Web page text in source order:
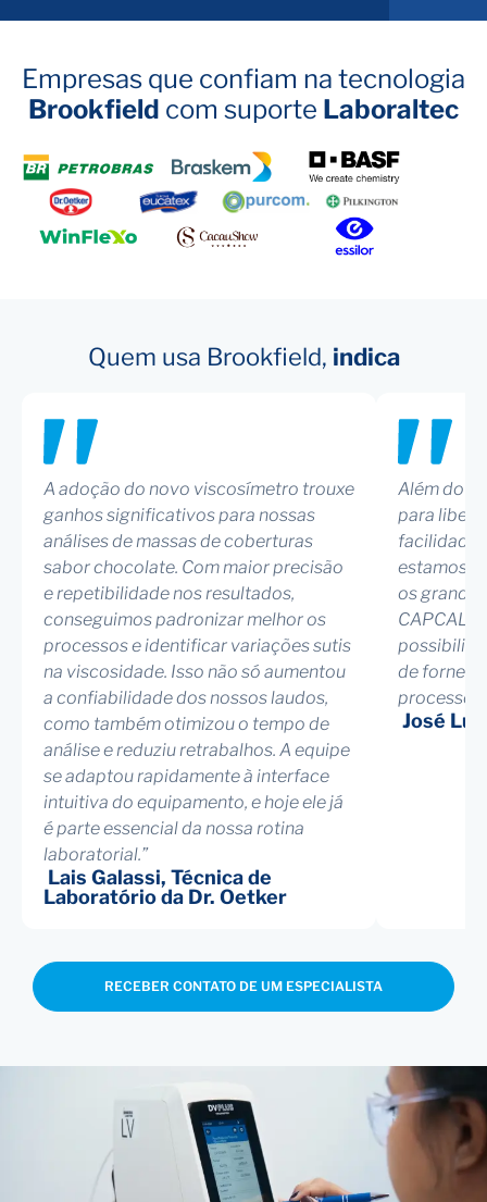
Empresas que confiam na tecnologia
Brookfield com suporte Laboraltec
Quem usa Brookfield, indica
A adoção do novo viscosímetro trouxe
ganhos significativos para nossas
análises de massas de coberturas
sabor chocolate. Com maior precisão
e repetibilidade nos resultados,
conseguimos padronizar melhor os
processos e identificar variações sutis
na viscosidade. Isso não só aumentou
a confiabilidade dos nossos laudos,
como também otimizou o tempo de
análise e reduziu retrabalhos. A equipe
se adaptou rapidamente à interface
intuitiva do equipamento, e hoje ele já
é parte essencial da nossa rotina
laboratorial.”
Lais Galassi, Técnica de
Laboratório da Dr. Oetker
Além do
para
facilidade
estamos
os
CAPCALC
de
processos
José
RECEBER CONTATO DE UM ESPECIALISTA